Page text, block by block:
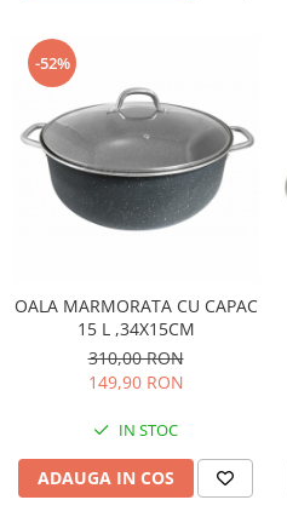
-52%
OALA MARMORATA CU CAPAC
15 L ,34X15CM
310,00 RON
149,90 RON
IN STOC
ADAUGA IN COS